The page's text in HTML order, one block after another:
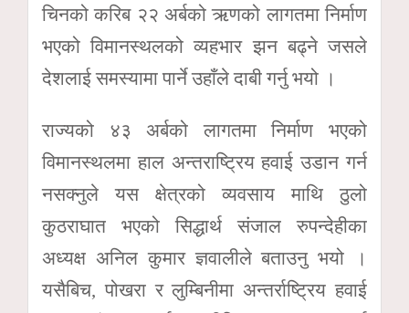
चिनको करिब २२ अर्बको ऋणको लागतमा निर्माण
भएको विमानस्थलको व्यहभार झन बढ्ने जसले
देशलाई समस्यामा पार्ने उहाँले दाबी गर्नु भयो ।
राज्यको ४३ अर्बको लागतमा निर्माण भएको
विमानस्थलमा हाल अन्तराष्ट्रिय हवाई उडान गर्न
नसक्नुले यस क्षेत्रको व्यवसाय माथि ठुलो
कुठराघात भएको सिद्धार्थ संजाल रुपन्देहीका
अध्यक्ष अनिल कुमार ज्ञवालीले बताउनु भयो ।
यसैबिच, पोखरा र लुम्बिनीमा अन्तर्राष्ट्रिय हवाई